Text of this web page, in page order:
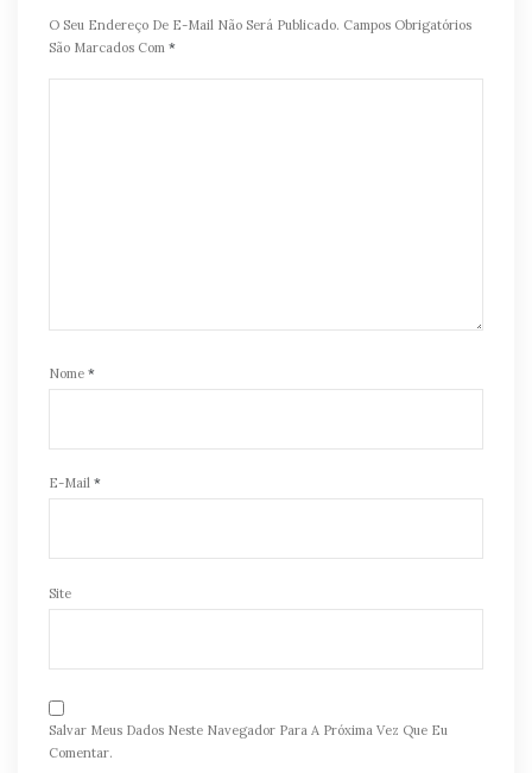
O Seu Endereço De E-Mail Não Será Publicado. Campos Obrigatórios
São Marcados Com *
Nome *
E-Mail *
Site
Salvar Meus Dados Neste Navegador Para A Próxima Vez Que Eu
Comentar.